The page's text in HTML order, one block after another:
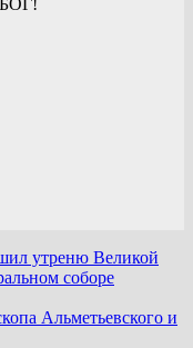
утреню Великой
соборе
Альметьевского и